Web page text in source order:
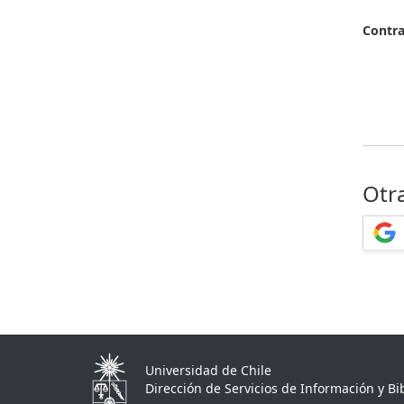
Universidad de Chile
Dirección de Servicios de Información y